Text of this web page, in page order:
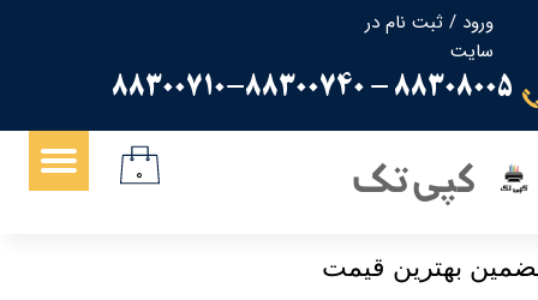
ورود / ثبت نام در
سایت
حساب کاربری من
تغییر گذر واژه
سفارشات
88308005 - 88300710-88300740
کپی تک ۰
بهترین قیمت